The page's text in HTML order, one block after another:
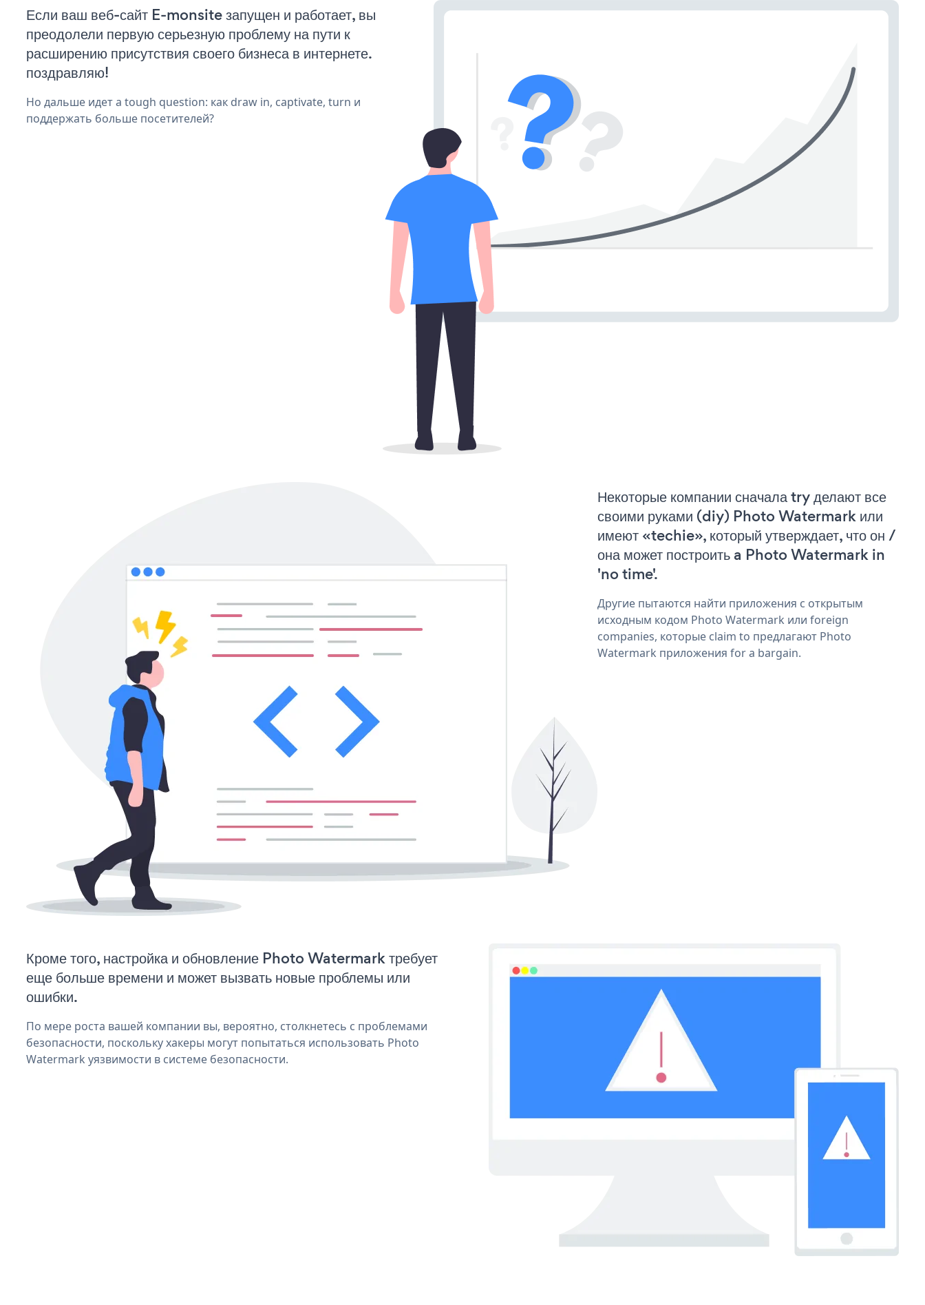
Если ваш веб-сайт E-monsite запущен и работает, вы
преодолели первую серьезную проблему на пути к
расширению присутствия своего бизнеса в интернете.
поздравляю!
Но дальше идет a tough question: как draw in, captivate, turn и
поддержать больше посетителей?
Некоторые компании сначала try делают все
своими руками (diy) Photo Watermark или
имеют «techie», который утверждает, что он /
она может построить a Photo Watermark in
'no time'.
Другие пытаются найти приложения с открытым
исходным кодом Photo Watermark или foreign
companies, которые claim to предлагают Photo
Watermark приложения for a bargain.
Кроме того, настройка и обновление Photo Watermark требует
еще больше времени и может вызвать новые проблемы или
ошибки.
По мере роста вашей компании вы, вероятно, столкнетесь с проблемами
безопасности, поскольку хакеры могут попытаться использовать Photo
Watermark уязвимости в системе безопасности.